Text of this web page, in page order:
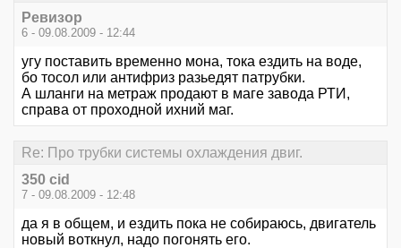
Ревизор
6 - 09.08.2009 - 12:44
угу поставить временно мона, тока ездить на воде,
бо тосол или антифриз разьедят патрубки.
А шланги на метраж продают в маге завода РТИ,
справа от проходной ихний маг.
Re: Про трубки системы охлаждения двиг.
350 cid
7 - 09.08.2009 - 12:48
да я в общем, и ездить пока не собираюсь, двигатель
новый воткнул, надо погонять его.